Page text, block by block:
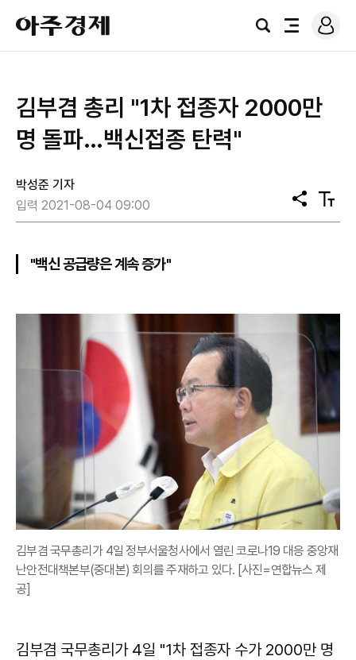
아
주
경
검
전
로
그
김부겸 총리 "1차 접종자 2000만
명 돌파…백신접종 탄력"
박성준 기자
입력 2021-08-04 09:00
공
유
텍
스
"백신 공급량은 계속 증가"
김부겸 국무총리가 4일 정부서울청사에서 열린 코로나19 대응 중앙재
난안전대책본부(중대본) 회의를 주재하고 있다. [사진=연합뉴스 제
공]
김부겸 국무총리가 4일 "1차 접종자 수가 2000만 명